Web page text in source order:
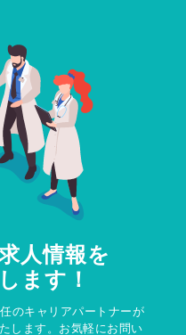
人情報を
ます！
のキャリアパートナーが
します。お気軽にお問い